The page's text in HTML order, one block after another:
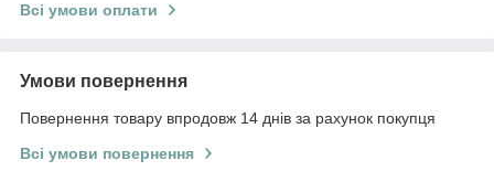
Всі умови оплати
Умови повернення
Повернення товару впродовж 14 днів за рахунок покупця
Всі умови повернення